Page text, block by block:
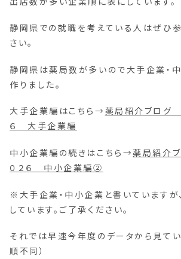
静岡県での就職を考えている人はぜひ
さい。
静岡県は薬局数が多いので大手企業・
作りました。
大手企業編はこちら→薬局紹介ブログ
６ 大手企業編
中小企業編の続きはこちら→薬局紹介
０２６ 中小企業編②
※大手企業・中小企業と書いていますが
しています。ご了承ください。
それでは早速今年度のデータから見てい
順不同）